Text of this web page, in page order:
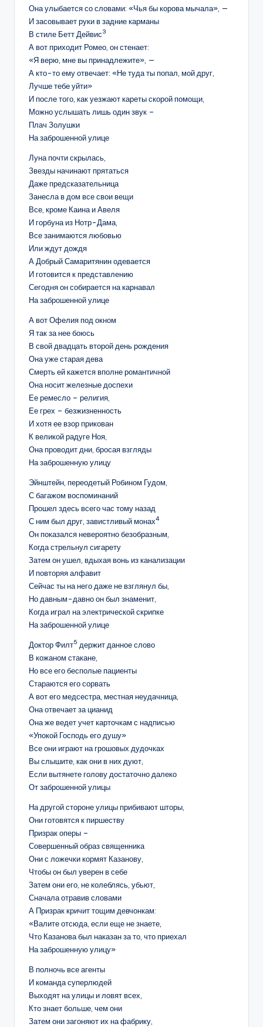
Она улыбается со словами: «Чья бы корова мычала», —
И засовывает руки в задние карманы
В стиле Бетт Дейвис3
А вот приходит Ромео, он стенает:
«Я верю, мне вы принадлежите», —
А кто-то ему отвечает: «Не туда ты попал, мой друг,
Лучше тебе уйти»
И после того, как уезжают кареты скорой помощи,
Можно услышать лишь один звук –
Плач Золушки
На заброшенной улице
Луна почти скрылась,
Звезды начинают прятаться
Даже предсказательница
Занесла в дом все свои вещи
Все, кроме Каина и Авеля
И горбуна из Нотр-Дама,
Все занимаются любовью
Или ждут дождя
А Добрый Самаритянин одевается
И готовится к представлению
Сегодня он собирается на карнавал
На заброшенной улице
А вот Офелия под окном
Я так за нее боюсь
В свой двадцать второй день рождения
Она уже старая дева
Смерть ей кажется вполне романтичной
Она носит железные доспехи
Ее ремесло – религия,
Ее грех – безжизненность
И хотя ее взор прикован
К великой радуге Ноя,
Она проводит дни, бросая взгляды
На заброшенную улицу
Эйнштейн, переодетый Робином Гудом,
С багажом воспоминаний
Прошел здесь всего час тому назад
С ним был друг, завистливый монах4
Он показался невероятно безобразным,
Когда стрельнул сигарету
Затем он ушел, вдыхая вонь из канализации
И повторяя алфавит
Сейчас ты на него даже не взглянул бы,
Но давным-давно он был знаменит,
Когда играл на электрической скрипке
На заброшенной улице
Доктор Филт5 держит данное слово
В кожаном стакане,
Но все его бесполые пациенты
Стараются его сорвать
А вот его медсестра, местная неудачница,
Она отвечает за цианид
Она же ведет учет карточкам с надписью
«Упокой Господь его душу»
Все они играют на грошовых дудочках
Вы слышите, как они в них дуют,
Если вытянете голову достаточно далеко
От заброшенной улицы
На другой стороне улицы прибивают шторы,
Они готовятся к пиршеству
Призрак оперы –
Совершенный образ священника
Они с ложечки кормят Казанову,
Чтобы он был уверен в себе
Затем они его, не колеблясь, убьют,
Сначала отравив словами
А Призрак кричит тощим девчонкам:
«Валите отсюда, если еще не знаете,
Что Казанова был наказан за то, что приехал
На заброшенную улицу»
В полночь все агенты
И команда суперлюдей
Выходят на улицы и ловят всех,
Кто знает больше, чем они
Затем они загоняют их на фабрику,